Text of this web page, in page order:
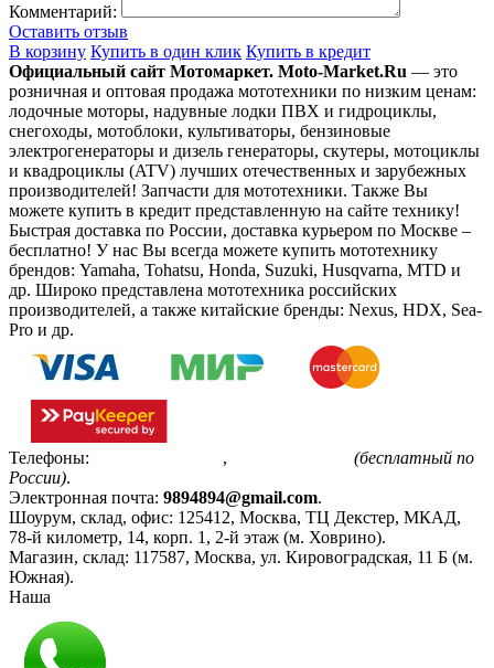
Комментарий:
Оставить отзыв
В корзину Купить в один клик Купить в кредит
Официальный сайт Мотомаркет. Moto-Market.Ru — это
розничная и оптовая продажа мототехники по низким ценам:
лодочные моторы, надувные лодки ПВХ и гидроциклы,
снегоходы, мотоблоки, культиваторы, бензиновые
электрогенераторы и дизель генераторы, скутеры, мотоциклы
и квадроциклы (ATV) лучших отечественных и зарубежных
производителей! Запчасти для мототехники. Также Вы
можете купить в кредит представленную на сайте технику!
Быстрая доставка по России, доставка курьером по Москве –
бесплатно! У нас Вы всегда можете купить мототехнику
брендов: Yamaha, Tohatsu, Honda, Suzuki, Husqvarna, MTD и
др. Широко представлена мототехника российских
производителей, а также китайские бренды: Nexus, HDX, Sea-
Pro и др.
Телефоны: ,
(бесплатный по
России).
Электронная почта: 9894894@gmail.com.
Шоурум, склад, офис: 125412, Москва, ТЦ Декстер, МКАД,
78-й километр, 14, корп. 1, 2-й этаж (м. Ховрино).
Магазин, склад: 117587, Москва, ул. Кировоградская, 11 Б (м.
Южная).
Наша